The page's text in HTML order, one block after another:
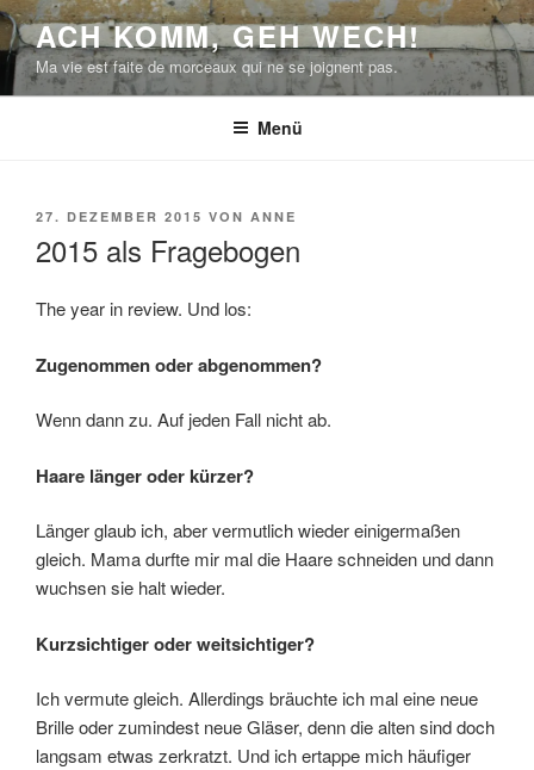
Zum
Inhalt
springen
ACH KOMM, GEH WECH!
Ma vie est faite de morceaux qui ne se joignent pas.
Menü
VERÖFFENTLICHT
27. DEZEMBER 2015 VON ANNE
2015 als Fragebogen
The year in review. Und los:
Zugenommen oder abgenommen?
Wenn dann zu. Auf jeden Fall nicht ab.
Haare länger oder kürzer?
Länger glaub ich, aber vermutlich wieder einigermaßen
gleich. Mama durfte mir mal die Haare schneiden und dann
wuchsen sie halt wieder.
Kurzsichtiger oder weitsichtiger?
Ich vermute gleich. Allerdings bräuchte ich mal eine neue
Brille oder zumindest neue Gläser, denn die alten sind doch
langsam etwas zerkratzt. Und ich ertappe mich häufiger